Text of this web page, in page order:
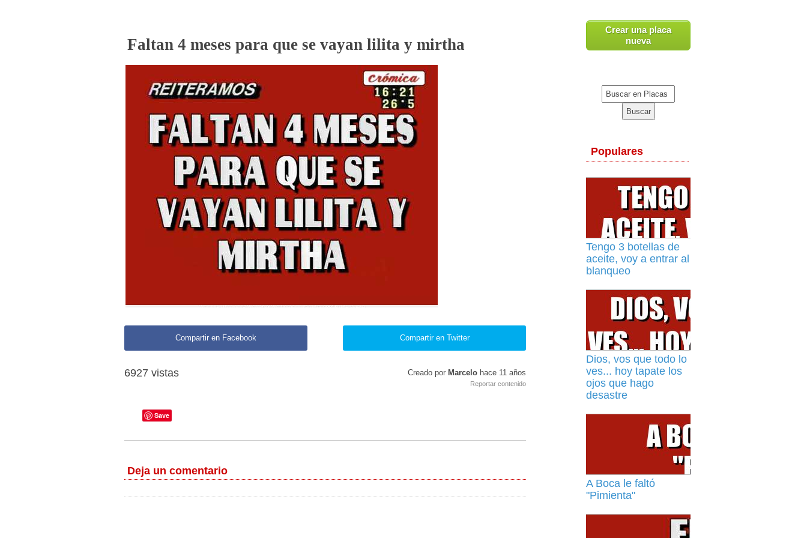
Faltan 4 meses para que se vayan lilita y mirtha
Compartir en Facebook Compartir en Twitter
6927 vistas Creado por Marcelo hace 11 años
Reportar contenido
Save
Deja un comentario
Crear una placa
nueva
Populares
Tengo 3 botellas de
aceite, voy a entrar al
blanqueo
Dios, vos que todo lo
ves... hoy tapate los
ojos que hago
desastre
A Boca le faltó
"Pimienta"